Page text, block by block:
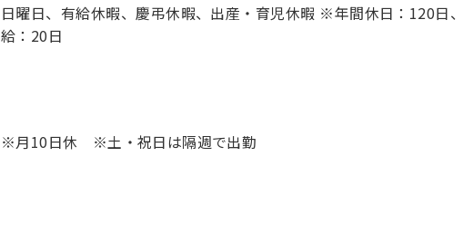
日曜日、有給休暇、慶弔休暇、出産・育児休暇 ※年間休日：120日
給：20日
※月10日休 ※土・祝日は隔週で出勤